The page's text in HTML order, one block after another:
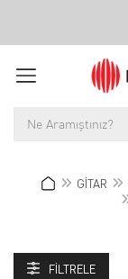
GİTAR
FILTRELE